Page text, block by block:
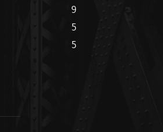
9
5
5